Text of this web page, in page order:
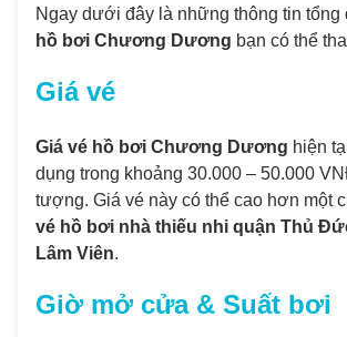
Ngay dưới đây là những thông tin tổng
hồ bơi Chương Dương bạn có thể
Giá vé
Giá vé hồ bơi Chương Dương hiện
dụng trong khoảng 30.000 – 50.000
tượng. Giá vé này có thể cao hơn một
vé hồ bơi nhà thiếu nhi quận Thủ
Lâm Viên.
Giờ mở cửa & Suất bơi